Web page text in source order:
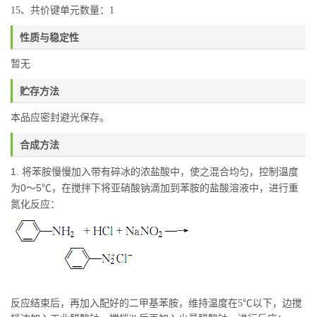
15、共价键单元数量：1
性质与稳定性
暂无
贮存方法
本品应密封避光保存。
合成方法
1. 将苯胺慢慢加入带有碎冰的浓盐酸中，使之混合均匀，控制温度
为0～5℃，在搅拌下将亚硝酸钠滴加到苯胺的盐酸溶液中，进行重
氮化反应：
反应结束后，再加入配好的二甲基苯胺，维持温度在5℃以下，边搅